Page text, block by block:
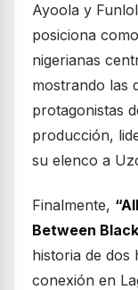
Ayoola y
posiciona
nigerianas
mostrando las
protagonistas
producción,
su elenco a
Finalmente,
Between
historia de dos
conexión en